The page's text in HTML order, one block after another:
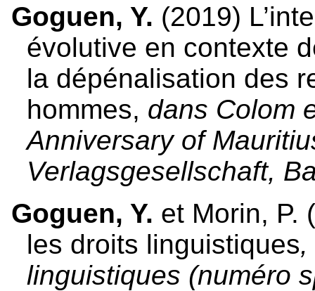
Goguen, Y. (2019)
évolutive en contexte
la dépénalisation des
hommes, dans Colom
Anniversary of
Verlagsgesellschaft,
Goguen, Y. et Morin, P.
les droits linguistiques,
linguistiques (numéro